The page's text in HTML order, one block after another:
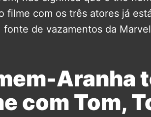
filme com os três atores já
fonte de vazamentos da
Aranha
com Tom,